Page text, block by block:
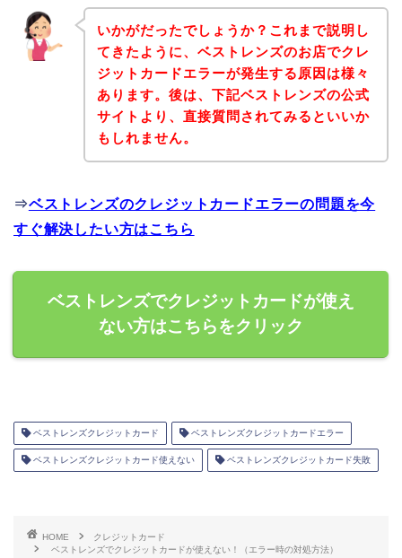
いかがだったでしょうか？これまで説明し
てきたように、ベストレンズのお店でクレ
ジットカードエラーが発生する原因は様々
あります。後は、下記ベストレンズの公式
サイトより、直接質問されてみるといいか
もしれません。
⇒ベストレンズのクレジットカードエラーの問題を今
すぐ解決したい方はこちら
ベストレンズでクレジットカードが使え
ない方はこちらをクリック
ベストレンズクレジットカード ベストレンズクレジットカードエラー
ベストレンズクレジットカード使えない ベストレンズクレジットカード失敗
HOME
クレジットカード
ベストレンズでクレジットカードが使えない！（エラー時の対処方法）